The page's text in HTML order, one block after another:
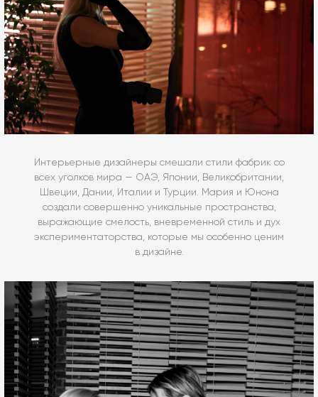
Интерьерные дизайнеры смешали стили фабрик со
всех уголков мира — ОАЭ, Японии, Великобритании,
Швеции, Дании, Италии и Турции. Мария и Юнона
создали совершенно уникальные пространства,
выражающие смелость, вневременной стиль и дух
экспериментаторства, которые мы особенно ценим
в дизайне.